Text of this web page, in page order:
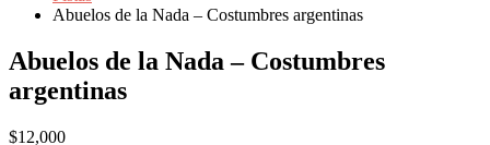
Abuelos de la Nada – Costumbres argentinas
Abuelos de la Nada – Costumbres
argentinas
$12,000